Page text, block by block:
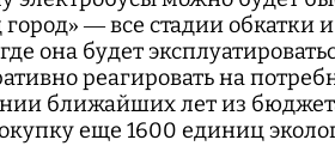
город» — все стадии обкатки
она будет
реагировать на
ближайших лет из
еще 1600 единиц